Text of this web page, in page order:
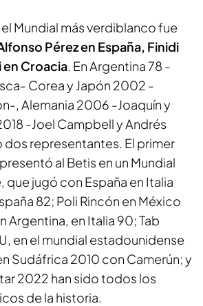
Mundial más verdiblanco fue
Pérez en España, Finidi
en Croacia. En Argentina 78 -
Corea y Japón 2002 -
, Alemania 2006 -Joaquín y
-Joel Campbell y Andrés
representantes. El primer
al Betis en un Mundial
que jugó con España en Italia
82; Poli Rincón en México
Argentina, en Italia 90; Tab
en el mundial estadounidense
Sudáfrica 2010 con Camerún; y
2022 han sido todos los
de la historia.